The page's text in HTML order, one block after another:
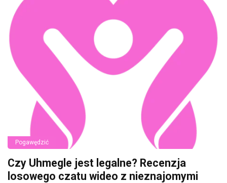
Pogawędzić
Czy Uhmegle jest legalne? Recenzja
losowego czatu wideo z nieznajomymi